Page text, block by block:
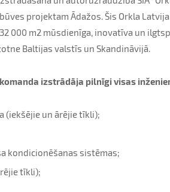
projektam Ādažos. Šis Orkla
000 m2 mūsdienīga, inovatīva un
Baltijas valstīs un Skandināvijā.
izstrādāja pilnīgi visas
(iekšējie un ārējie tīkli);
kondicionēšanas sistēmas;
tīkli);